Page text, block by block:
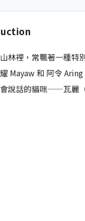
林裡，常飄著一種
Mayaw 和 阿令
說話的貓咪——瓦麗